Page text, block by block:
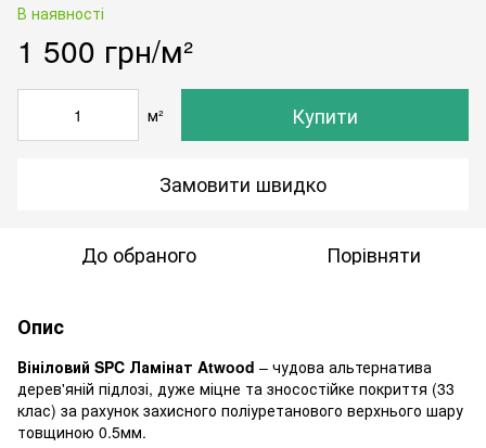
В наявності
1 500 грн/м²
м² Купити
Замовити швидко
До обраного Порівняти
Опис
Вініловий SPC Ламінат Atwood – чудова альтернатива
дерев'яній підлозі, дуже міцне та зносостійке покриття (33
клас) за рахунок захисного поліуретанового верхнього шару
товщиною 0.5мм.